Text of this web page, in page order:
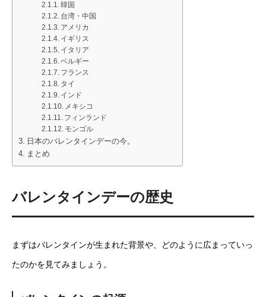
韓国
台湾・中国
アメリカ
イギリス
イタリア
ベルギー
フランス
タイ
インド
メキシコ
フィンランド
モンゴル
日本のバレンタインデーの今。
まとめ
バレンタインデーの歴史
まずはバレンタインが生まれた背景や、どのように広まっていっ
たのかを見てみましょう。